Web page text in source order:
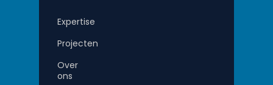
Expertise
Projecten
Over
ons